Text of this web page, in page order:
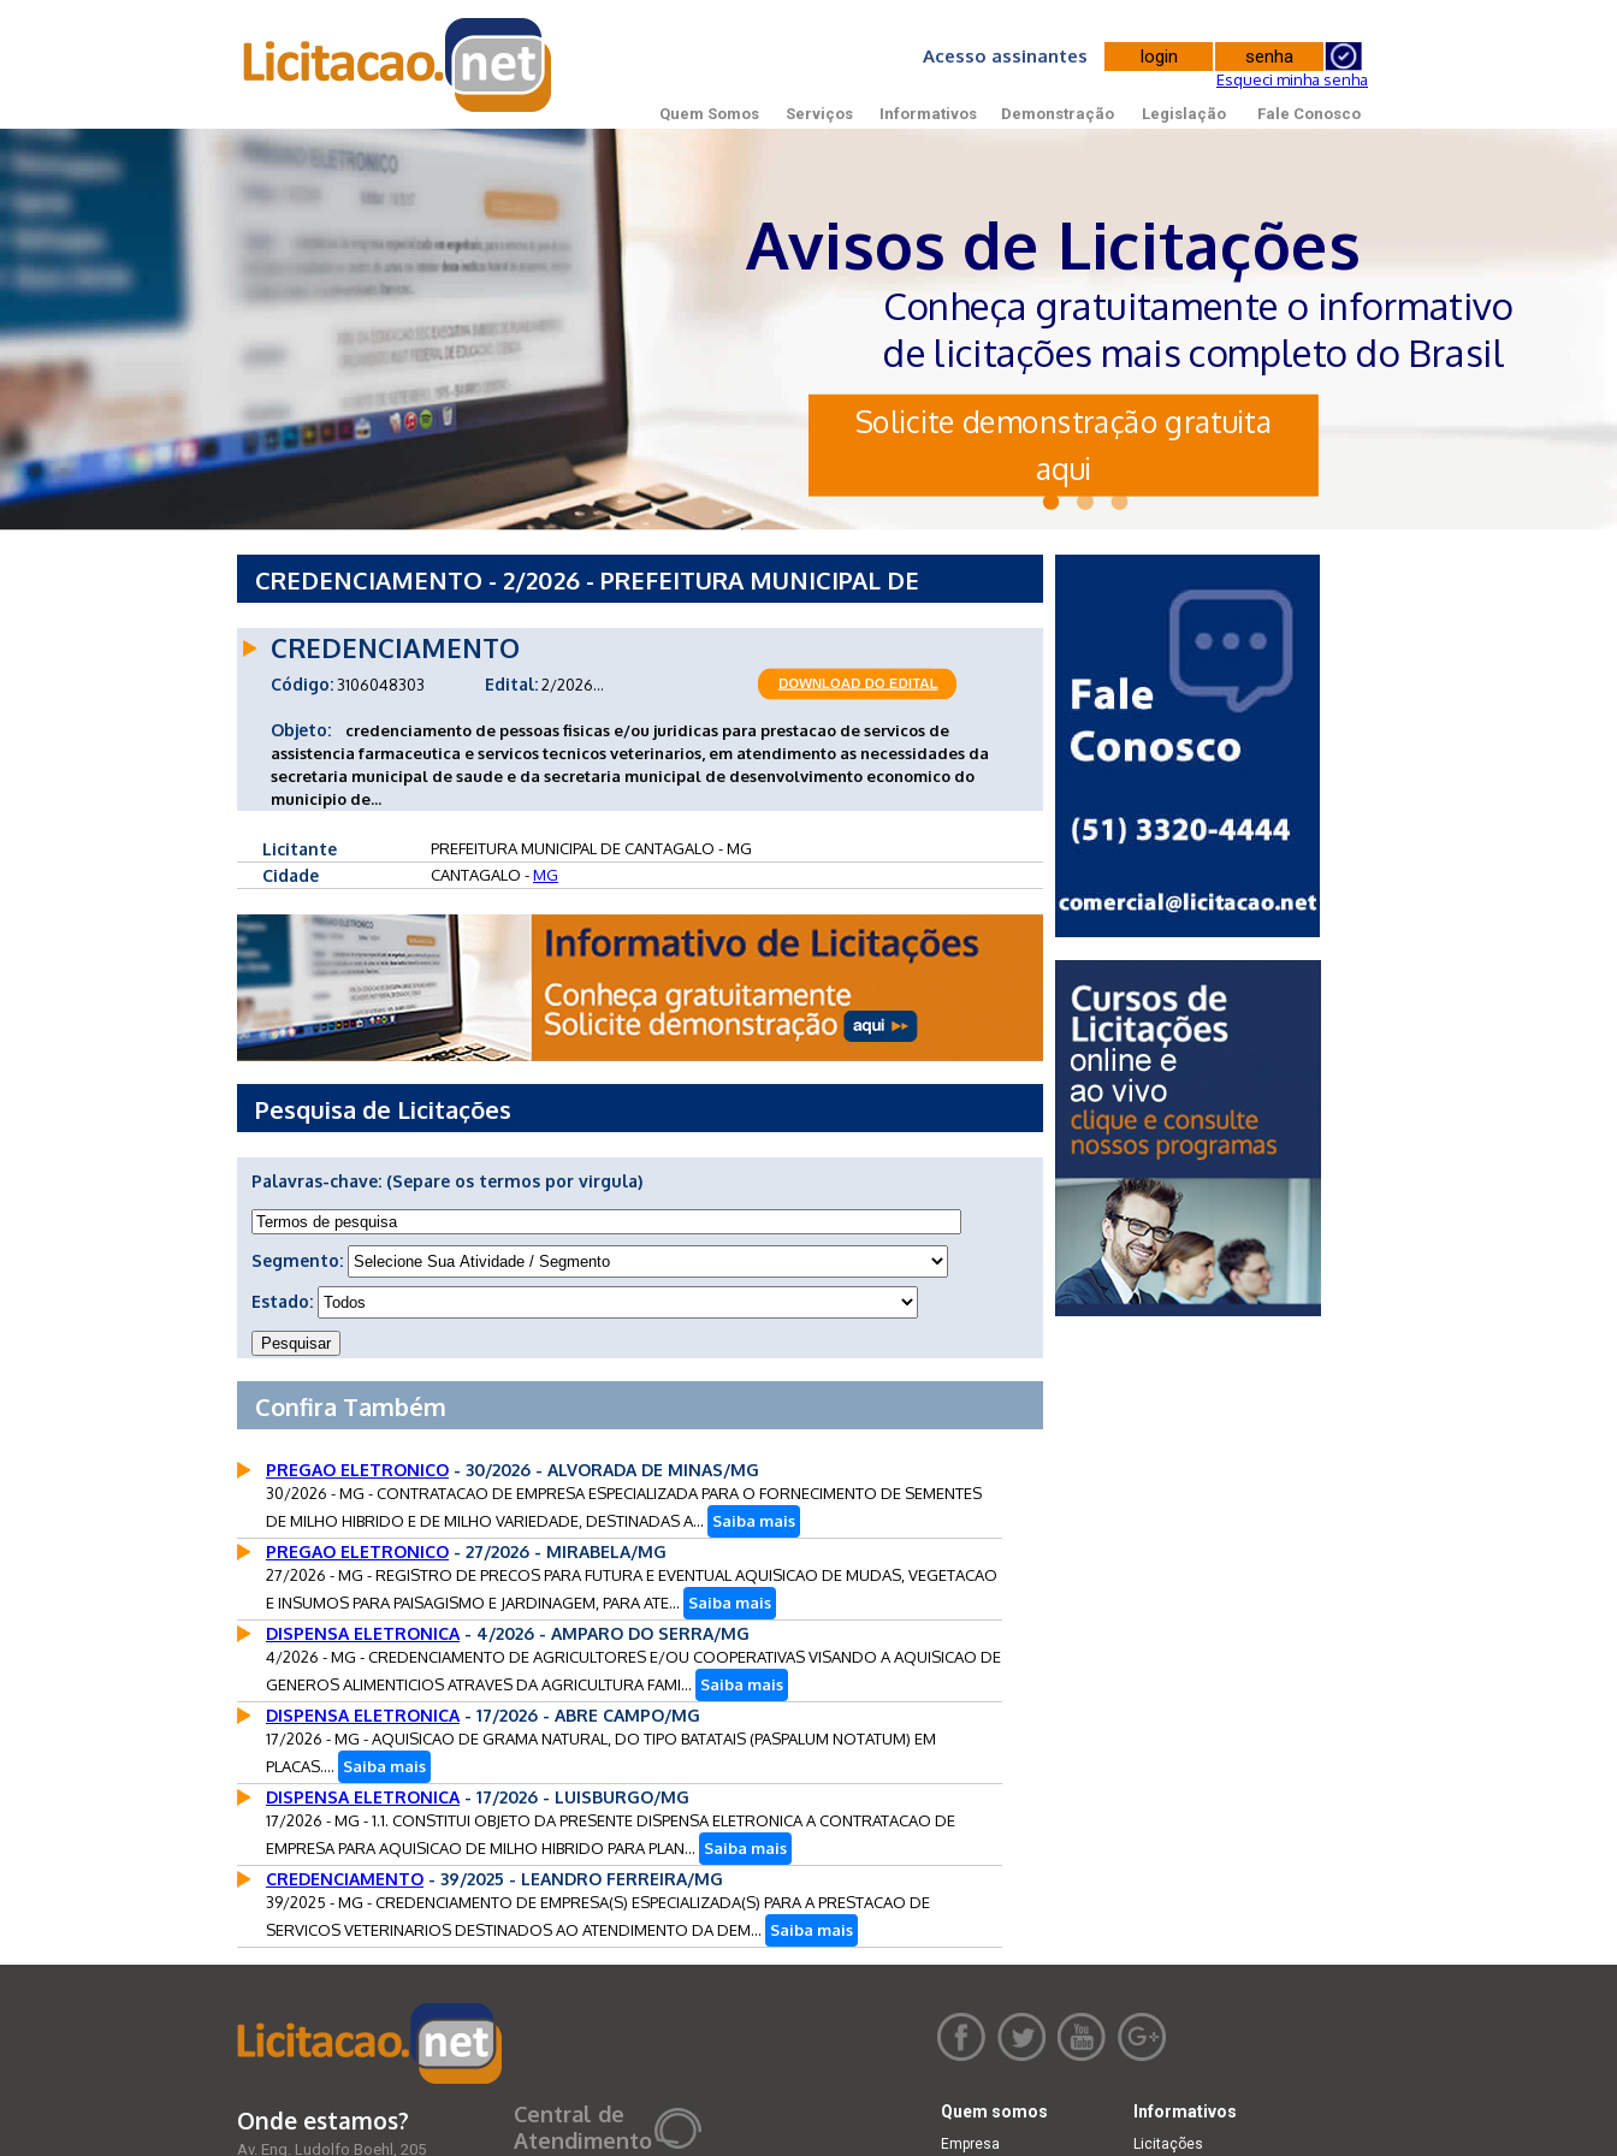
Acesso assinantes
Esqueci minha senha
Quem Somos Serviços Informativos Demonstração Legislação Fale Conosco
Avisos de Licitações
Conheça gratuitamente o informativo
de licitações mais completo do Brasil
Solicite demonstração gratuita
CREDENCIAMENTO - 2/2026 - PREFEITURA MUNICIPAL DE
CREDENCIAMENTO
Código:3106048303 Edital:2/2026...
Objeto:
credenciamento de pessoas fisicas e/ou juridicas para prestacao de servicos de
assistencia farmaceutica e servicos tecnicos veterinarios, em atendimento as necessidades da
secretaria municipal de saude e da secretaria municipal de desenvolvimento economico do
municipio de...
Licitante PREFEITURA MUNICIPAL DE CANTAGALO - MG
Cidade CANTAGALO -MG
Pesquisa de Licitações
Palavras-chave: (Separe os termos por virgula)
Segmento:
Estado:
Confira Também
PREGAO ELETRONICO - 30/2026 - ALVORADA DE MINAS/MG
30/2026 - MG - CONTRATACAO DE EMPRESA ESPECIALIZADA PARA O FORNECIMENTO DE SEMENTES
DE MILHO HIBRIDO E DE MILHO VARIEDADE, DESTINADAS A... Saiba mais
PREGAO ELETRONICO - 27/2026 - MIRABELA/MG
27/2026 - MG - REGISTRO DE PRECOS PARA FUTURA E EVENTUAL AQUISICAO DE MUDAS, VEGETACAO
E INSUMOS PARA PAISAGISMO E JARDINAGEM, PARA ATE... Saiba mais
DISPENSA ELETRONICA - 4/2026 - AMPARO DO SERRA/MG
4/2026 - MG - CREDENCIAMENTO DE AGRICULTORES E/OU COOPERATIVAS VISANDO A AQUISICAO DE
GENEROS ALIMENTICIOS ATRAVES DA AGRICULTURA FAMI... Saiba mais
DISPENSA ELETRONICA - 17/2026 - ABRE CAMPO/MG
17/2026 - MG - AQUISICAO DE GRAMA NATURAL, DO TIPO BATATAIS (PASPALUM NOTATUM) EM
PLACAS.... Saiba mais
DISPENSA ELETRONICA - 17/2026 - LUISBURGO/MG
17/2026 - MG - 1.1. CONSTITUI OBJETO DA PRESENTE DISPENSA ELETRONICA A CONTRATACAO DE
EMPRESA PARA AQUISICAO DE MILHO HIBRIDO PARA PLAN... Saiba mais
CREDENCIAMENTO - 39/2025 - LEANDRO FERREIRA/MG
39/2025 - MG - CREDENCIAMENTO DE EMPRESA(S) ESPECIALIZADA(S) PARA A PRESTACAO DE
SERVICOS VETERINARIOS DESTINADOS AO ATENDIMENTO DA DEM... Saiba mais
Onde estamos?
Av. Eng. Ludolfo Boehl, 205
Central de
Atendimento
Quem somos
Empresa
Informativos
Licitações